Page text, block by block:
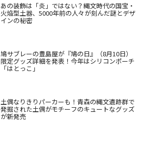
あの装飾は「炎」ではない？縄文時代の国宝・
火焔型土器、5000年前の人々が刻んだ謎とデザ
インの秘密
鳩サブレーの豊島屋が『鳩の日』（8月10日）
限定グッズ詳細を発表！今年はシリコンポーチ
「はとっこ」
土偶なりきりパーカーも！青森の縄文遺跡群で
発掘された土偶がモチーフのキュートなグッズ
が新発売